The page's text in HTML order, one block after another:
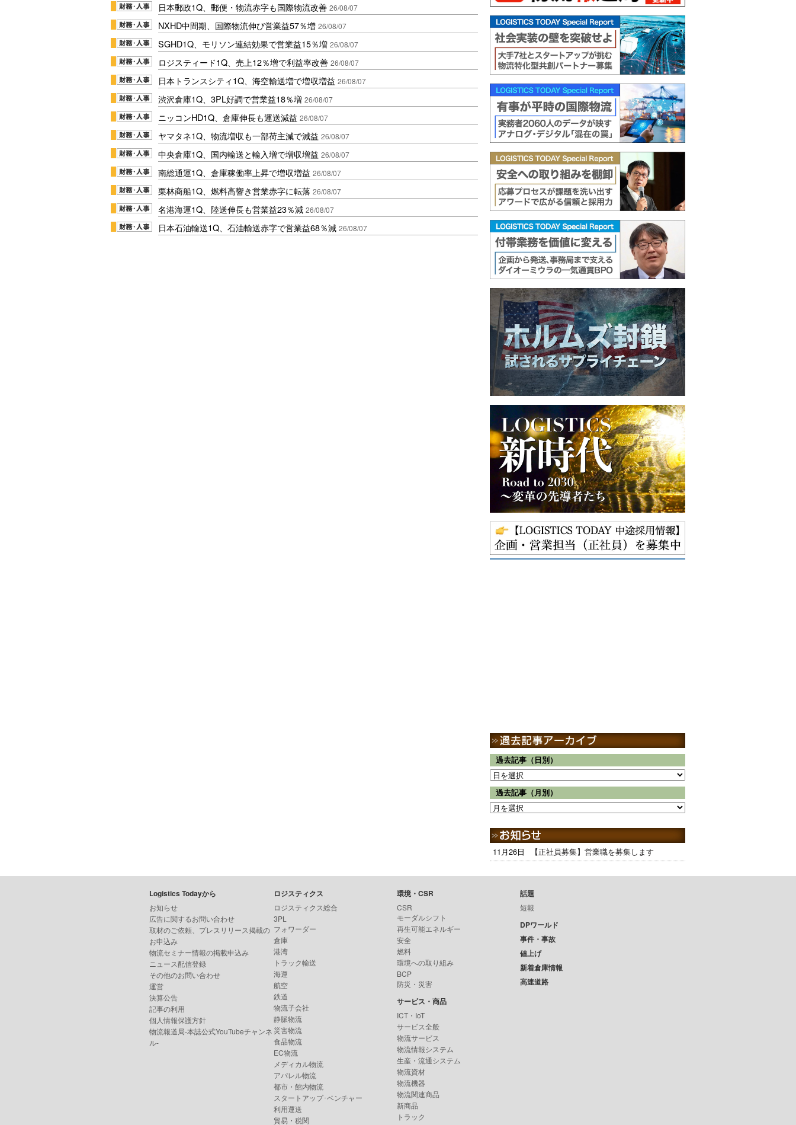
日本郵政1Q、郵便・物流赤字も国際物流改善 26/08/07
NXHD中間期、国際物流伸び営業益57％増 26/08/07
SGHD1Q、モリソン連結効果で営業益15％増 26/08/07
ロジスティード1Q、売上12％増で利益率改善 26/08/07
日本トランスシティ1Q、海空輸送増で増収増益 26/08/07
渋沢倉庫1Q、3PL好調で営業益18％増 26/08/07
ニッコンHD1Q、倉庫伸長も運送減益 26/08/07
ヤマタネ1Q、物流増収も一部荷主減で減益 26/08/07
中央倉庫1Q、国内輸送と輸入増で増収増益 26/08/07
南総通運1Q、倉庫稼働率上昇で増収増益 26/08/07
栗林商船1Q、燃料高響き営業赤字に転落 26/08/07
名港海運1Q、陸送伸長も営業益23％減 26/08/07
日本石油輸送1Q、石油輸送赤字で営業益68％減 26/08/07
過去記事（日別）
過去記事（月別）
11月26日 【正社員募集】営業職を募集します
Logistics Todayから
お知らせ
広告に関するお問い合わせ
取材のご依頼、プレスリリース掲載の
お申込み
物流セミナー情報の掲載申込み
ニュース配信登録
その他のお問い合わせ
運営
決算公告
記事の利用
個人情報保護方針
物流報道局-本誌公式YouTubeチャンネ
ル-
ロジスティクス
ロジスティクス総合
3PL
フォワーダー
倉庫
港湾
トラック輸送
海運
航空
鉄道
物流子会社
静脈物流
災害物流
食品物流
EC物流
メディカル物流
アパレル物流
都市・館内物流
スタートアップ･ベンチャー
利用運送
貿易・税関
環境・CSR
CSR
モーダルシフト
再生可能エネルギー
安全
燃料
環境への取り組み
BCP
防災・災害
サービス・商品
ICT・IoT
サービス全般
物流サービス
物流情報システム
生産・流通システム
物流資材
物流機器
物流関連商品
新商品
トラック
話題
短報
DPワールド
事件・事故
値上げ
新着倉庫情報
高速道路